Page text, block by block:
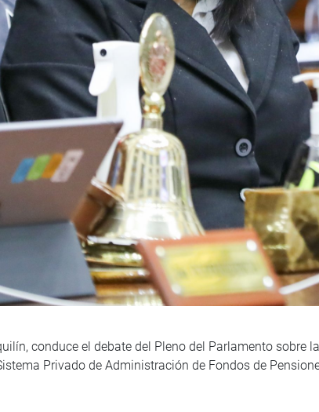
conduce el debate del Pleno del Parlamento sobre
Privado de Administración de Fondos de